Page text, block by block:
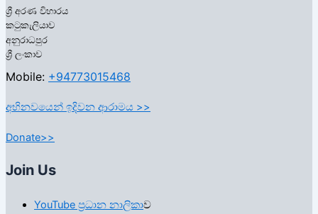
ශ්‍රී අරණ විහාරය
කටුකැලියාව
අනුරාධපුර
ශ්‍රී ලංකාව
Mobile: +94773015468
අභිනවයෙන් ඉදිවන ආරාමය >>
Donate>>
Join Us
YouTube ප්‍රධාන නාලිකාව